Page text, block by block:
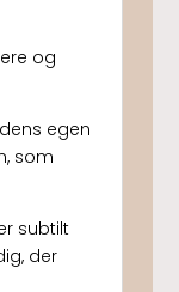
og
egen
som
subtilt
der